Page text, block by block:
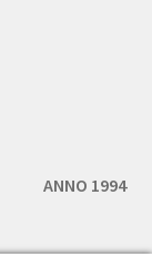
ANNO 1994